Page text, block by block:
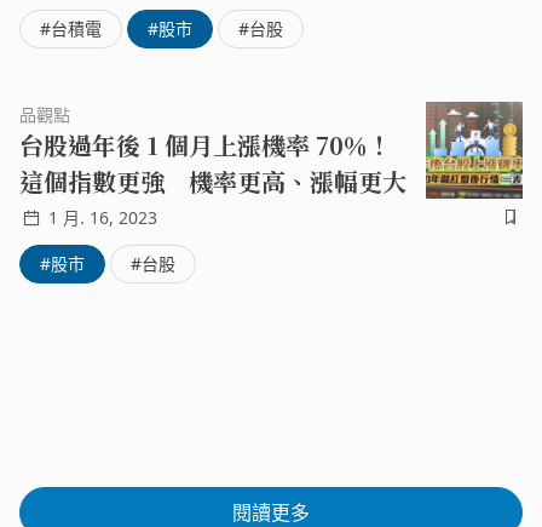
準會即將在本週四 (2/2) 凌晨公布最新利率決策，還是有可
#台積電
#股市 #台股
品觀點
台股過年後 1 個月上漲機率 70％！
這個指數更強 機率更高、漲幅更大
1 月. 16, 2023
#股市
#台股
閱讀更多